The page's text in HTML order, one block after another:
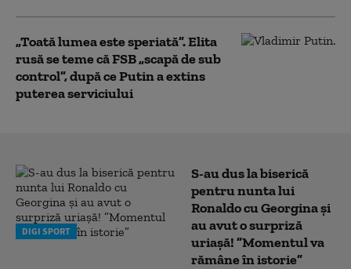
„Toată lumea este speriată”. Elita
rusă se teme că FSB „scapă de sub
control”, după ce Putin a extins
puterea serviciului
DIGI SPORT
S-au dus la biserică
pentru nunta lui
Ronaldo cu Georgina și
au avut o surpriză
uriașă! ”Momentul va
rămâne în istorie”